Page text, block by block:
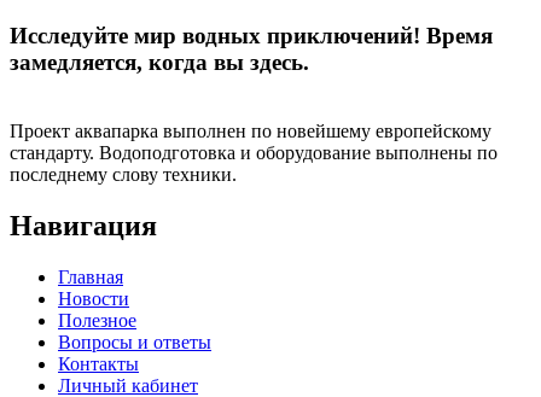
Исследуйте мир водных приключений! Время
замедляется, когда вы здесь.
Проект аквапарка выполнен по новейшему европейскому
стандарту. Водоподготовка и оборудование выполнены по
последнему слову техники.
Навигация
Главная
Новости
Полезное
Вопросы и ответы
Контакты
Личный кабинет